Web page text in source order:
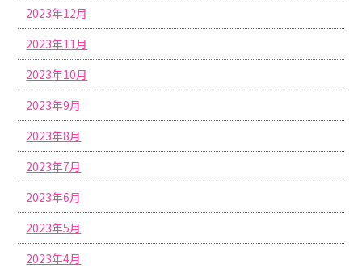
2023年12月
2023年11月
2023年10月
2023年9月
2023年8月
2023年7月
2023年6月
2023年5月
2023年4月